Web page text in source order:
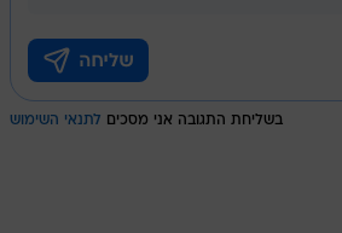
בשליחת התגובה אני מסכים לתנאי השימוש